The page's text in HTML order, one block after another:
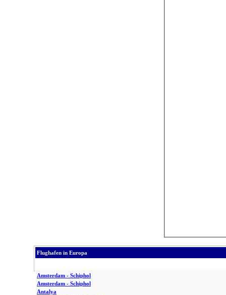
Flughafen in Europa
Amsterdam - Schiphol
Amsterdam - Schiphol
Antalya